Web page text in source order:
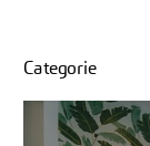
Categorie